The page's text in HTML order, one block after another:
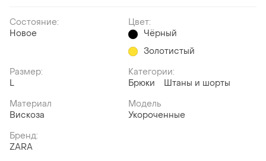
Состояние:
Новое
Цвет:
Чёрный
Золотистый
Размер:
L
Категории:
Брюки
Штаны и шорты
Материал
Вискоза
Модель
Укороченные
Бренд:
ZARA